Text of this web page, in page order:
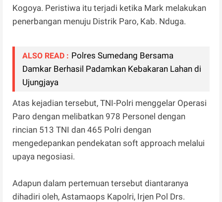
Kogoya. Peristiwa itu terjadi ketika Mark melakukan
penerbangan menuju Distrik Paro, Kab. Nduga.
ALSO READ : Polres Sumedang Bersama
Damkar Berhasil Padamkan Kebakaran Lahan di
Ujungjaya
Atas kejadian tersebut, TNI-Polri menggelar Operasi
Paro dengan melibatkan 978 Personel dengan
rincian 513 TNI dan 465 Polri dengan
mengedepankan pendekatan soft approach melalui
upaya negosiasi.
Adapun dalam pertemuan tersebut diantaranya
dihadiri oleh, Astamaops Kapolri, Irjen Pol Drs.